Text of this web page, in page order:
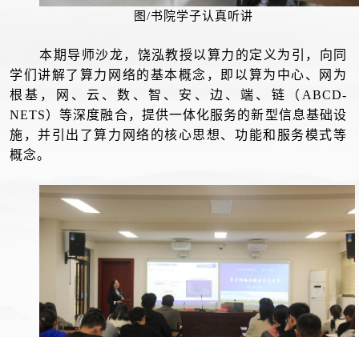
图/书院学子认真听讲
本期导师沙龙，饶泓教授以算力的定义为引，向同
学们讲解了算力网络的基本概念，即以算为中心、网为
根基，网、云、数、智、安、边、端、链（ABCD-
NETS）等深度融合，提供一体化服务的新型信息基础设
施，并引出了算力网络的核心思想、功能和服务模式等
概念。